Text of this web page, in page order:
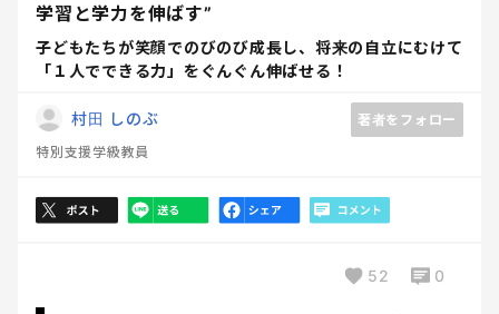
学習と学力を伸ばす”
子どもたちが笑顔でのびのび成長し、将来の自立にむけて
「１人でできる力」をぐんぐん伸ばせる！
村田 しのぶ
著者をフォロー
特別支援学級教員
52 0